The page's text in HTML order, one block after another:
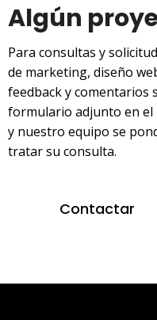
Algún
Para consultas y
de marketing, diseño
feedback y comentarios
formulario adjunto en el
y nuestro equipo se
tratar su consulta.
Contactar